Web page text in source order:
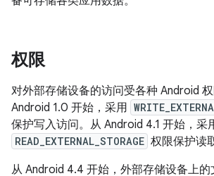
权限
对外部存储设备的访问受各种 Android
Android 1.0 开始，采用
保护写入访问。从 Android 4.1 开始，采
READ_EXTERNAL_STORAGE 权限保护读
从 Android 4.4 开始，外部存储设备上